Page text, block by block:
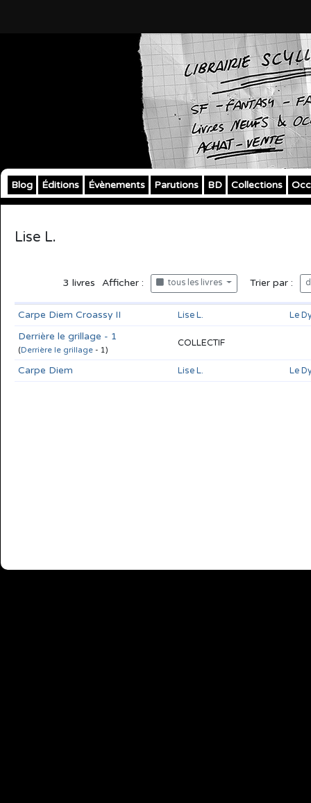
Blog Éditions Évènements Parutions BD Collections
Lise L.
3 livres Afficher : tous les livres Trier par :
Carpe Diem Croassy II Lise L. Le
Derrière le grillage - 1
(Derrière le grillage - 1)
COLLECTIF
Carpe Diem Lise L. Le